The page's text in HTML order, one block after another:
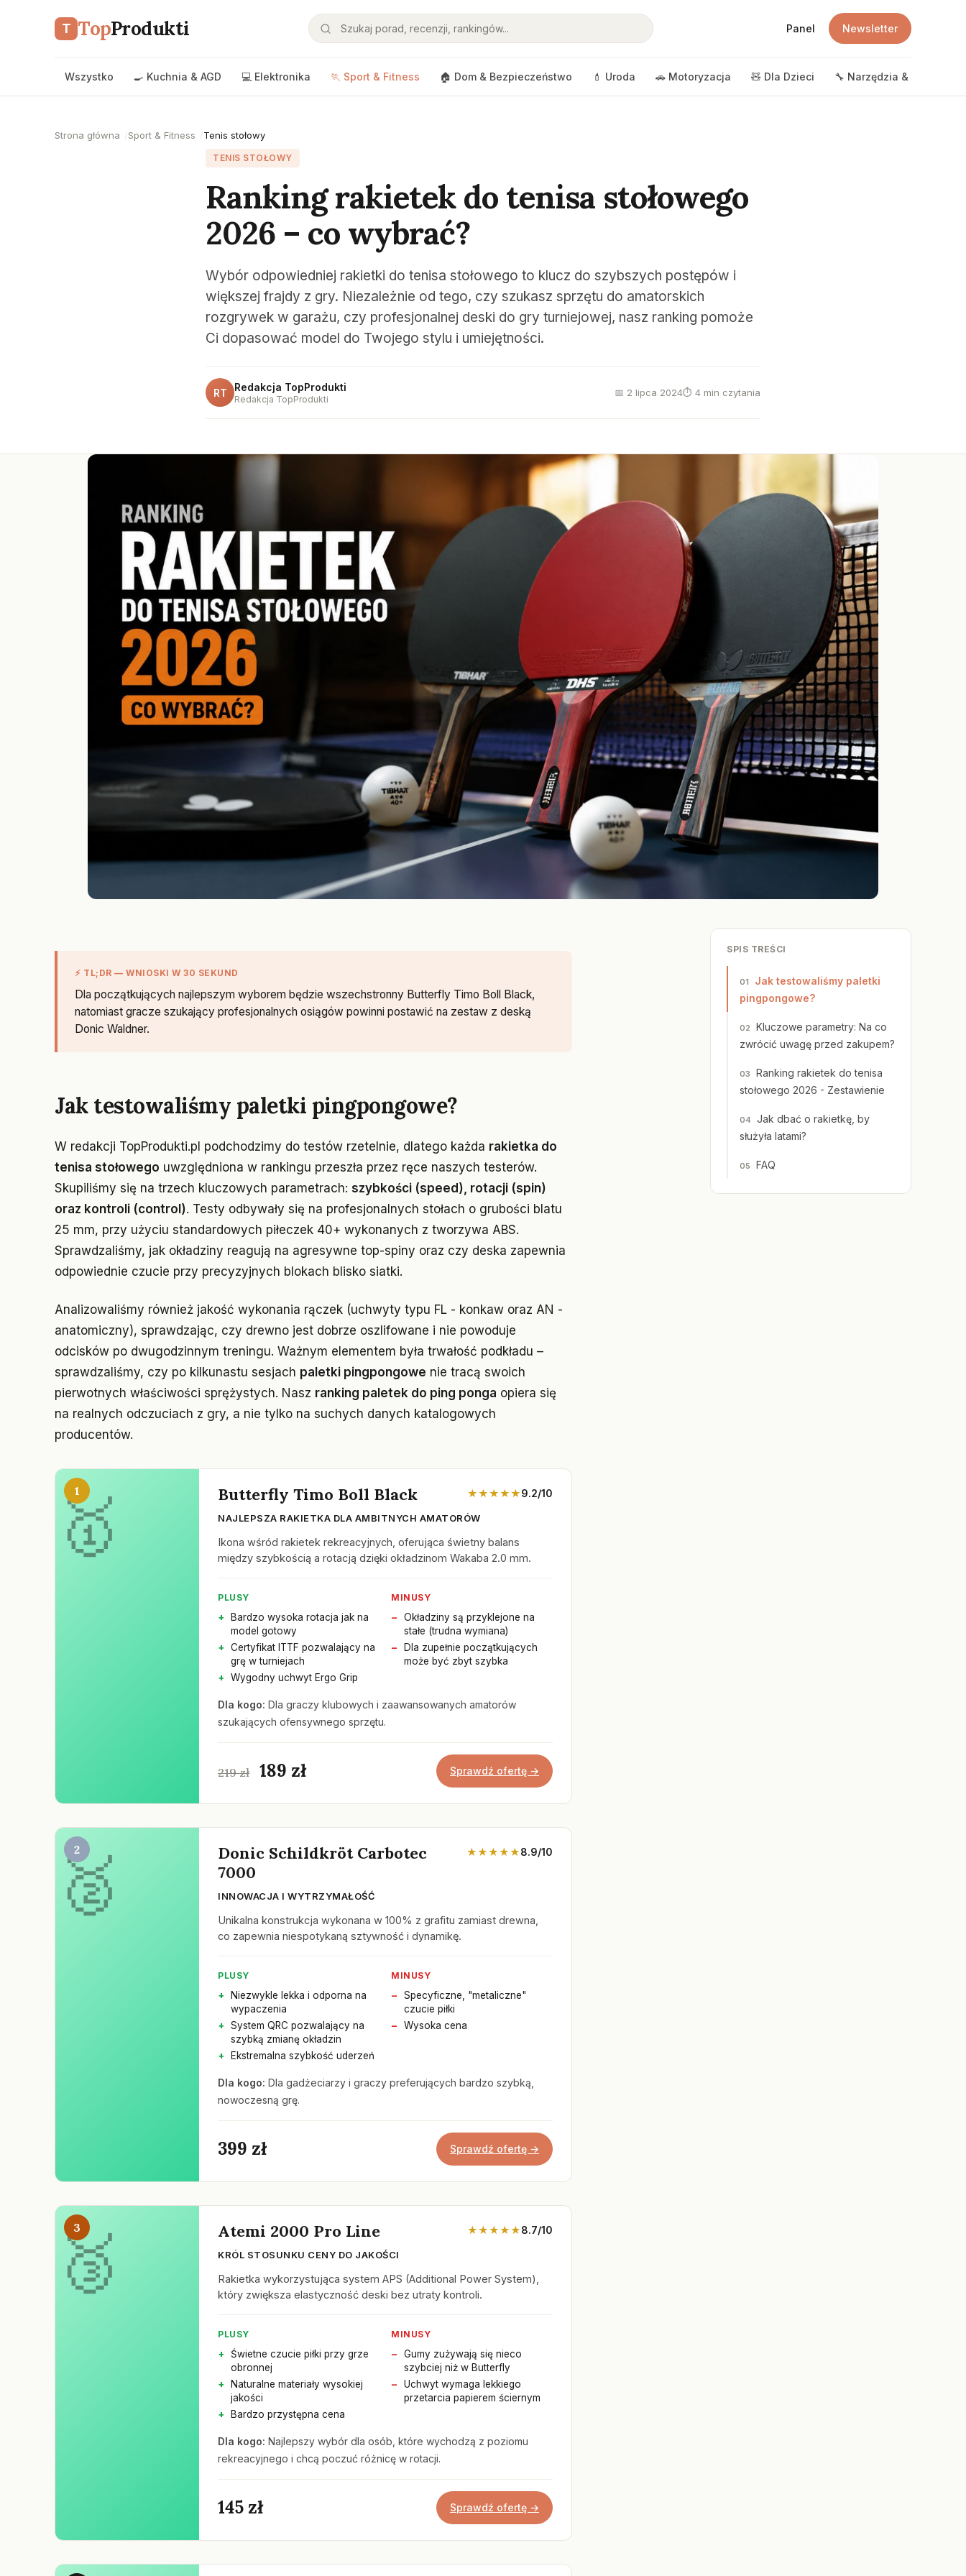
T TopProdukti Panel Newsletter
Wszystko 🍳 Kuchnia & AGD 💻 Elektronika 🏃 Sport & Fitness 🏠 Dom & Bezpieczeństwo 💄 Uroda 🚗 Motoryzacja 🧸 Dla Dzieci 🔧 Narzędzia & DIY
Strona główna Sport & Fitness Tenis stołowy
TENIS STOŁOWY
Ranking rakietek do tenisa stołowego
2026 – co wybrać?
Wybór odpowiedniej rakietki do tenisa stołowego to klucz do szybszych postępów i
większej frajdy z gry. Niezależnie od tego, czy szukasz sprzętu do amatorskich
rozgrywek w garażu, czy profesjonalnej deski do gry turniejowej, nasz ranking pomoże
Ci dopasować model do Twojego stylu i umiejętności.
RT Redakcja TopProdukti
Redakcja TopProdukti
📅 2 lipca 2024⏱ 4 min czytania
⚡ TL;DR — WNIOSKI W 30 SEKUND
Dla początkujących najlepszym wyborem będzie wszechstronny Butterfly Timo Boll Black,
natomiast gracze szukający profesjonalnych osiągów powinni postawić na zestaw z deską
Donic Waldner.
Jak testowaliśmy paletki pingpongowe?
W redakcji TopProdukti.pl podchodzimy do testów rzetelnie, dlatego każda rakietka do
tenisa stołowego uwzględniona w rankingu przeszła przez ręce naszych testerów.
Skupiliśmy się na trzech kluczowych parametrach: szybkości (speed), rotacji (spin)
oraz kontroli (control). Testy odbywały się na profesjonalnych stołach o grubości blatu
25 mm, przy użyciu standardowych piłeczek 40+ wykonanych z tworzywa ABS.
Sprawdzaliśmy, jak okładziny reagują na agresywne top-spiny oraz czy deska zapewnia
odpowiednie czucie przy precyzyjnych blokach blisko siatki.
Analizowaliśmy również jakość wykonania rączek (uchwyty typu FL - konkaw oraz AN -
anatomiczny), sprawdzając, czy drewno jest dobrze oszlifowane i nie powoduje
odcisków po dwugodzinnym treningu. Ważnym elementem była trwałość podkładu –
sprawdzaliśmy, czy po kilkunastu sesjach paletki pingpongowe nie tracą swoich
pierwotnych właściwości sprężystych. Nasz ranking paletek do ping ponga opiera się
na realnych odczuciach z gry, a nie tylko na suchych danych katalogowych
producentów.
1 Butterfly Timo Boll Black ★★★★★9.2/10
NAJLEPSZA RAKIETKA DLA AMBITNYCH AMATORÓW
Ikona wśród rakietek rekreacyjnych, oferująca świetny balans
między szybkością a rotacją dzięki okładzinom Wakaba 2.0 mm.
PLUSY
Bardzo wysoka rotacja jak na
model gotowy
Certyfikat ITTF pozwalający na
grę w turniejach
Wygodny uchwyt Ergo Grip
MINUSY
Okładziny są przyklejone na
stałe (trudna wymiana)
Dla zupełnie początkujących
może być zbyt szybka
Dla kogo: Dla graczy klubowych i zaawansowanych amatorów
szukających ofensywnego sprzętu.
219 zł 189 zł Sprawdź ofertę →
2
Donic Schildkröt Carbotec
7000
★★★★★8.9/10
INNOWACJA I WYTRZYMAŁOŚĆ
Unikalna konstrukcja wykonana w 100% z grafitu zamiast drewna,
co zapewnia niespotykaną sztywność i dynamikę.
PLUSY
Niezwykle lekka i odporna na
wypaczenia
System QRC pozwalający na
szybką zmianę okładzin
Ekstremalna szybkość uderzeń
MINUSY
Specyficzne, "metaliczne"
czucie piłki
Wysoka cena
Dla kogo: Dla gadżeciarzy i graczy preferujących bardzo szybką,
nowoczesną grę.
399 zł Sprawdź ofertę →
3 Atemi 2000 Pro Line ★★★★★8.7/10
KRÓL STOSUNKU CENY DO JAKOŚCI
Rakietka wykorzystująca system APS (Additional Power System),
który zwiększa elastyczność deski bez utraty kontroli.
PLUSY
Świetne czucie piłki przy grze
obronnej
Naturalne materiały wysokiej
jakości
Bardzo przystępna cena
MINUSY
Gumy zużywają się nieco
szybciej niż w Butterfly
Uchwyt wymaga lekkiego
przetarcia papierem ściernym
Dla kogo: Najlepszy wybór dla osób, które wychodzą z poziomu
rekreacyjnego i chcą poczuć różnicę w rotacji.
145 zł Sprawdź ofertę →
SPIS TREŚCI
Jak testowaliśmy paletki
pingpongowe?
Kluczowe parametry: Na co
zwrócić uwagę przed zakupem?
Ranking rakietek do tenisa
stołowego 2026 - Zestawienie
Jak dbać o rakietkę, by
służyła latami?
FAQ